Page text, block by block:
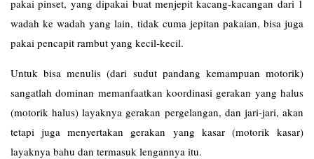
pakai pinset, yang dipakai buat menjepit kacang-kacangan dari 1
wadah ke wadah yang lain, tidak cuma jepitan pakaian, bisa juga
pakai pencapit rambut yang kecil-kecil.
Untuk bisa menulis (dari sudut pandang kemampuan motorik)
sangatlah dominan memanfaatkan koordinasi gerakan yang halus
(motorik halus) layaknya gerakan pergelangan, dan jari-jari, akan
tetapi juga menyertakan gerakan yang kasar (motorik kasar)
layaknya bahu dan termasuk lengannya itu.